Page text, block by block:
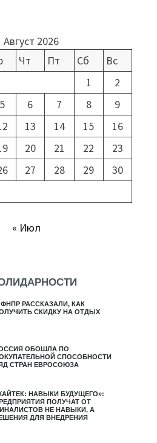
Август 2026
Чт Пт Сб
Вс
1
2
5 6 7 8
9
13 14 15
16
20 21 22
23
27 28 29
30
« Июл
ФНПР РАССКАЗАЛИ, КАК
СКИДКУ НА ОТДЫХ
ОБОШЛА ПО
СПОСОБНОСТИ
СТРАН ЕВРОСОЮЗА
НАВЫКИ БУДУЩЕГО»:
ПОЛУЧАТ ОТ
НЕ НАВЫКИ, А
ДЛЯ ВНЕДРЕНИЯ